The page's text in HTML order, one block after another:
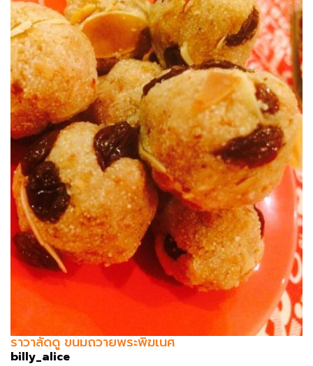
ราวาลัดดู ขนมถวายพระพิฆเนศ
billy_alice